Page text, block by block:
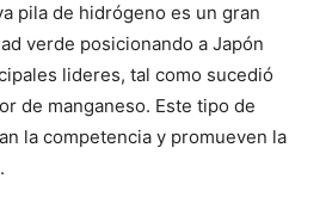
pila de hidrógeno es un gran
verde posicionando a Japón
lideres, tal como sucedió
de manganeso. Este tipo de
la competencia y promueven la